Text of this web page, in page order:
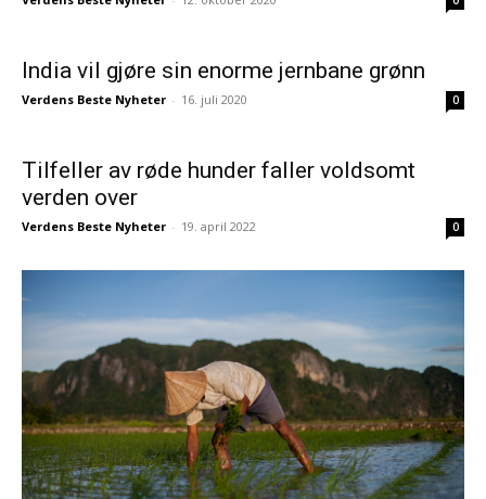
India vil gjøre sin enorme jernbane grønn
Verdens Beste Nyheter - 16. juli 2020 0
Tilfeller av røde hunder faller voldsomt
verden over
Verdens Beste Nyheter - 19. april 2022 0